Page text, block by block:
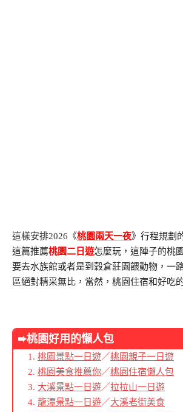
這樣安排2026《桃園兩天一夜》行程規劃
這篇推薦桃園二日遊怎麼玩，這陣子的桃
要去水族館或者是到穀倉莊園餵動物，一
區絕對精采無比，當然，桃園住宿和好吃
➨桃園好用的懶人包
桃園景點一日遊／桃園親子一日遊
桃園美食推薦你／桃園住宿懶人包
大溪景點一日遊／拉拉山一日遊
龍潭景點一日遊／大溪老街美食